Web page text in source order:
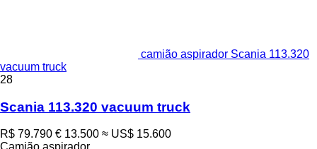
camião aspirador Scania 113.320
vacuum truck
28
Scania 113.320 vacuum truck
R$ 79.790 € 13.500 ≈ US$ 15.600